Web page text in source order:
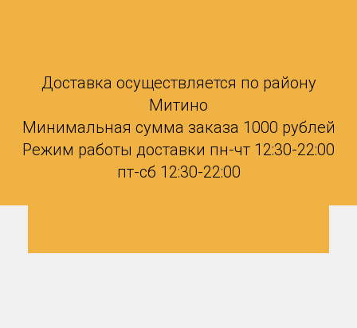
Доставка осуществляется по району
Митино
Минимальная сумма заказа 1000 рублей
Режим работы доставки пн-чт 12:30-22:00
пт-сб 12:30-22:00